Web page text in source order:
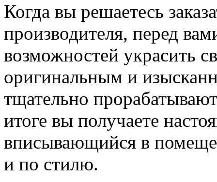
Когда вы решаетесь
производителя, перед
возможностей украсить
оригинальным и
тщательно
итоге вы получаете
вписывающийся в
и по стилю.